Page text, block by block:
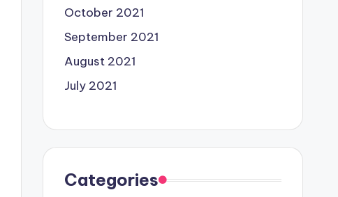
October 2021
September 2021
August 2021
July 2021
Categories